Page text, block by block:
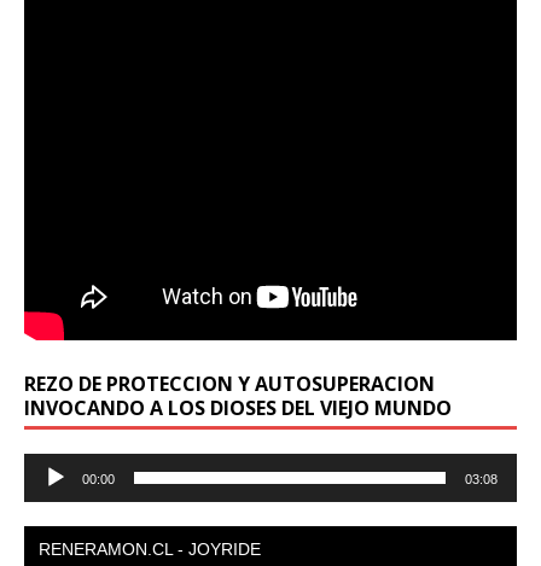
REZO DE PROTECCION Y AUTOSUPERACION
INVOCANDO A LOS DIOSES DEL VIEJO MUNDO
Reproductor
00:00 03:08